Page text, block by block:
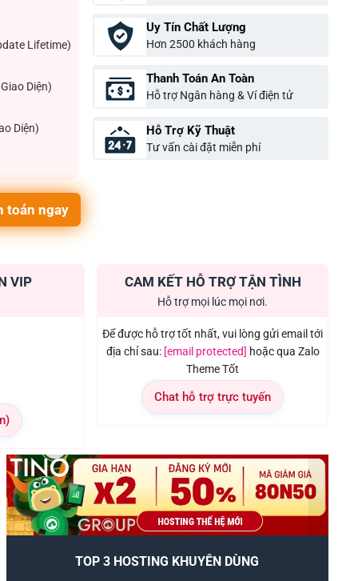
Lifetime)
Diện)
Diện)
toán ngay
Uy Tín Chất Lượng
Hơn 2500 khách hàng
Thanh Toán An Toàn
Hỗ trợ Ngân hàng & Ví điện tử
Hỗ Trợ Kỹ Thuật
Tư vấn cài đặt miễn phí
VIP CAM KẾT HỖ TRỢ TẬN TÌNH
Hỗ trợ mọi lúc mọi nơi.
Để được hỗ trợ tốt nhất, vui lòng gửi email tới
địa chỉ sau: [email protected] hoặc qua Zalo
Theme Tốt
Chat hỗ trợ trực tuyến
TOP 3 HOSTING KHUYÊN DÙNG